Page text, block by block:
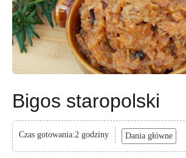
Bigos staropolski
Czas gotowania:2 godziny Dania główne